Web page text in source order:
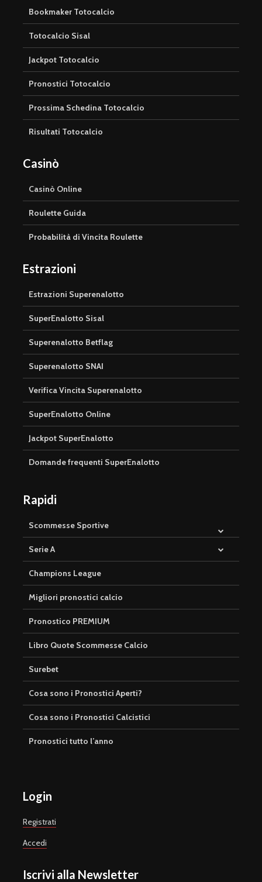
Bookmaker Totocalcio
Totocalcio Sisal
Jackpot Totocalcio
Pronostici Totocalcio
Prossima Schedina Totocalcio
Risultati Totocalcio
Casinò
Casinò Online
Roulette Guida
Probabilità di Vincita Roulette
Estrazioni
Estrazioni Superenalotto
SuperEnalotto Sisal
Superenalotto Betflag
Superenalotto SNAI
Verifica Vincita Superenalotto
SuperEnalotto Online
Jackpot SuperEnalotto
Domande frequenti SuperEnalotto
Rapidi
Scommesse Sportive
Serie A
Champions League
Migliori pronostici calcio
Pronostico PREMIUM
Libro Quote Scommesse Calcio
Surebet
Cosa sono i Pronostici Aperti?
Cosa sono i Pronostici Calcistici
Pronostici tutto l’anno
Login
Registrati
Accedi
Iscrivi alla Newsletter